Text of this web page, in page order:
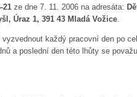
21ze dne 7. 11. 2006 na adresáta:
Úraz 1, 391 43 Mladá Vožice.
každý pracovní den po
a poslední den této lhůty se